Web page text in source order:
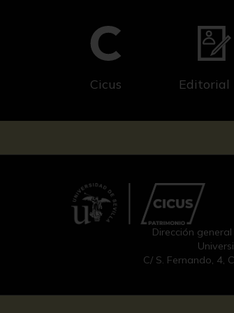
Cicus Editorial
Dirección
C/ S. Fernando, 4,